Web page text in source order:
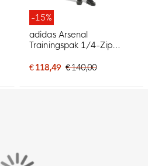
-15%
adidas Arsenal
Trainingspak 1/4-Zip
€ 118,49 € 140,00